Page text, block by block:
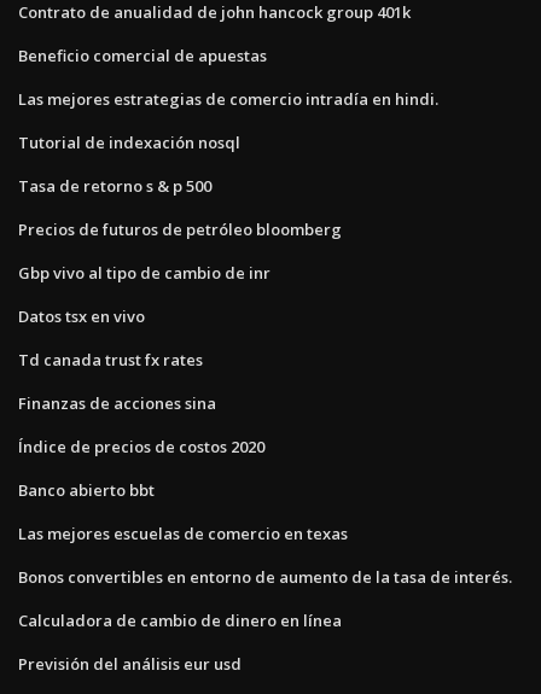
Contrato de anualidad de john hancock group 401k
Beneficio comercial de apuestas
Las mejores estrategias de comercio intradía en hindi.
Tutorial de indexación nosql
Tasa de retorno s & p 500
Precios de futuros de petróleo bloomberg
Gbp vivo al tipo de cambio de inr
Datos tsx en vivo
Td canada trust fx rates
Finanzas de acciones sina
Índice de precios de costos 2020
Banco abierto bbt
Las mejores escuelas de comercio en texas
Bonos convertibles en entorno de aumento de la tasa de interés.
Calculadora de cambio de dinero en línea
Previsión del análisis eur usd